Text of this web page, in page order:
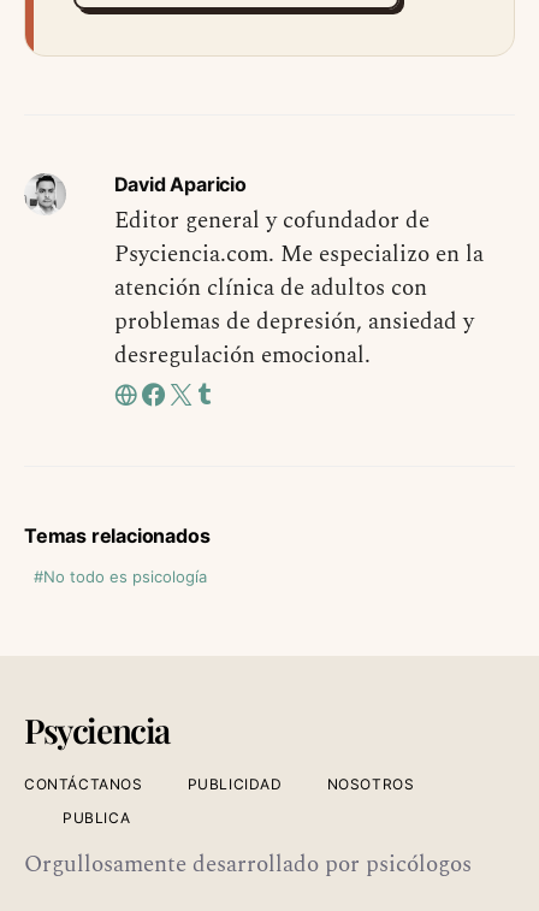
David Aparicio
Editor general y cofundador de
Psyciencia.com. Me especializo en la
atención clínica de adultos con
problemas de depresión, ansiedad y
desregulación emocional.
Temas relacionados
No todo es psicología
Psyciencia
CONTÁCTANOS PUBLICIDAD
NOSOTROS
PUBLICA
Orgullosamente desarrollado por psicólogos